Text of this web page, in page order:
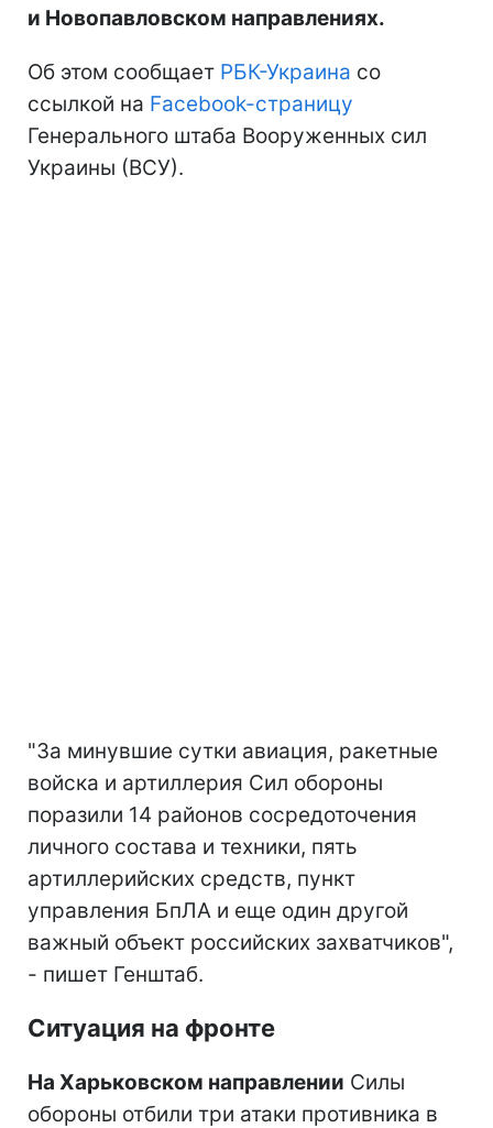
и Новопавловском направлениях.
Об этом сообщает РБК-Украина со
ссылкой на Facebook-страницу
Генерального штаба Вооруженных сил
Украины (ВСУ).
"За минувшие сутки авиация, ракетные
войска и артиллерия Сил обороны
поразили 14 районов сосредоточения
личного состава и техники, пять
артиллерийских средств, пункт
управления БпЛА и еще один другой
важный объект российских захватчиков",
- пишет Генштаб.
Ситуация на фронте
На Харьковском направлении Силы
обороны отбили три атаки противника в